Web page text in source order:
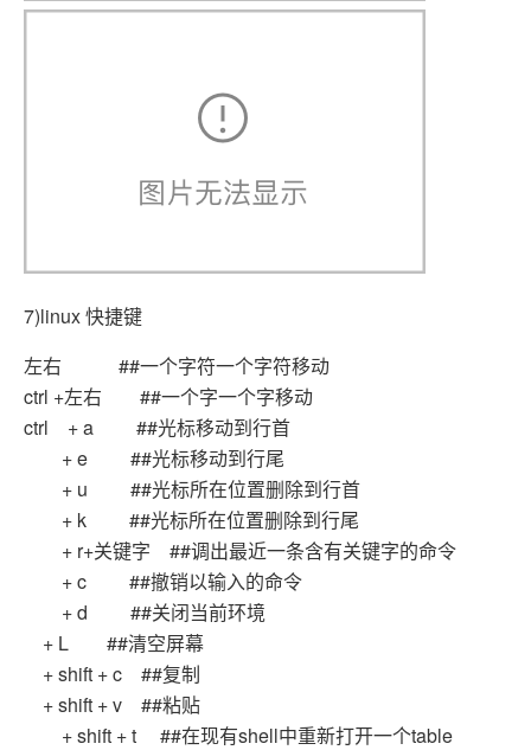
7)linux 快捷键
左右 ##一个字符一个字符移动
ctrl +左右 ##一个字一个字移动
ctrl + a ##光标移动到行首
+ e ##光标移动到行尾
+ u ##光标所在位置删除到行首
+ k ##光标所在位置删除到行尾
+ r+关键字 ##调出最近一条含有关键字的命令
+ c ##撤销以输入的命令
+ d ##关闭当前环境
+ L ##清空屏幕
+ shift + c ##复制
+ shift + v ##粘贴
+ shift + t ##在现有shell中重新打开一个table